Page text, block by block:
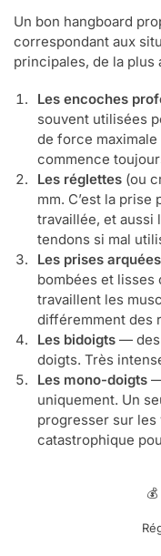
Un bon hangboard
correspondant aux
principales, de la plus
Les encoches
souvent utilisées
de force maximale
commence
Les réglettes (ou
mm. C’est la prise
travaillée, et aussi
tendons si mal
Les prises arquées
bombées et lisses
travaillent les
différemment des
Les bidoigts — des
doigts. Très
Les mono-doigts
uniquement. Un
progresser sur les
catastrophique
💰